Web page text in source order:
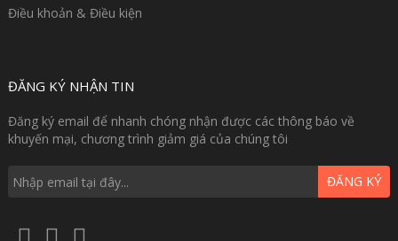
Điều khoản & Điều kiện
ĐĂNG KÝ NHẬN TIN
Đăng ký email để nhanh chóng nhận được các thông báo về
khuyến mại, chương trình giảm giá của chúng tôi
ĐĂNG KÝ